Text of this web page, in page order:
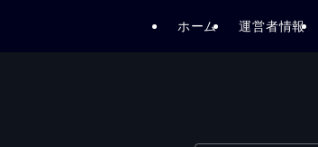
ホーム 運営者情報